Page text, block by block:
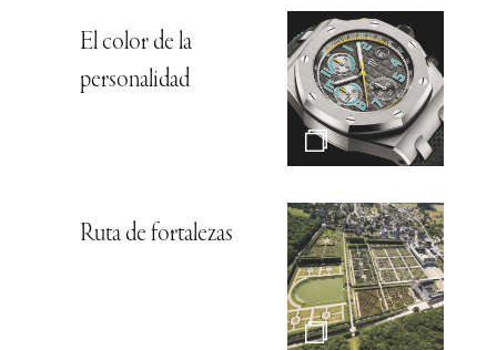
El color de la
personalidad
Ruta de fortalezas